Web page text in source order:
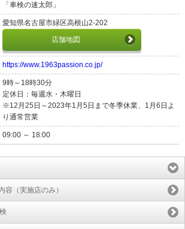
「車検の速太郎」
愛知県名古屋市緑区高根山2-202
店舗地図
https://www.1963passion.co.jp/
9時～18時30分
定休日：毎週水・木曜日
※12月25日～2023年1月5日まで冬季休業、1月6日よ
り通常営業
09:00 ～ 18:00
容（実施店のみ）